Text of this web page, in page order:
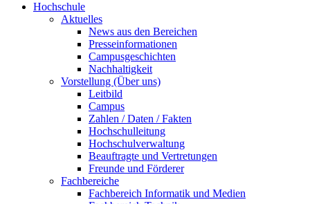
Hochschule
Aktuelles
News aus den Bereichen
Presseinformationen
Campusgeschichten
Nachhaltigkeit
Vorstellung (Über uns)
Leitbild
Campus
Zahlen / Daten / Fakten
Hochschulleitung
Hochschulverwaltung
Beauftragte und Vertretungen
Freunde und Förderer
Fachbereiche
Fachbereich Informatik und Medien